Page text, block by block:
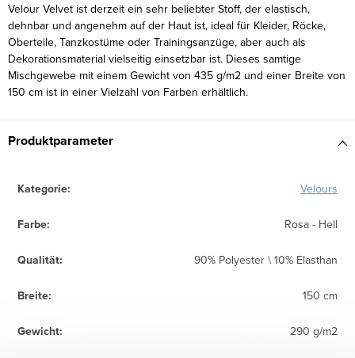
Velour Velvet ist derzeit ein sehr beliebter Stoff, der elastisch,
dehnbar und angenehm auf der Haut ist, ideal für Kleider, Röcke,
Oberteile, Tanzkostüme oder Trainingsanzüge, aber auch als
Dekorationsmaterial vielseitig einsetzbar ist. Dieses samtige
Mischgewebe mit einem Gewicht von 435 g/m2 und einer Breite von
150 cm ist in einer Vielzahl von Farben erhältlich.
Produktparameter
Kategorie: Velours
Farbe: Rosa - Hell
Qualität: 90% Polyester \ 10% Elasthan
Breite: 150 cm
Gewicht: 290 g/m2